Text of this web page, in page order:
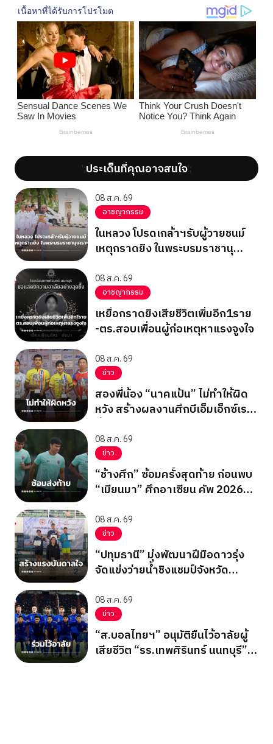
';ประเด็นที่คุณอาจสนใจ';
08 ส.ค. 69
อาชญากรรม
ในหลวง โปรดเกล้าฯรับผู้วายชนม์
เหตุกราดยิง ในพระบรมราชานุ
08 ส.ค. 69
อาชญากรรม
เหยื่อกราดยิงเสียชีวิตเพิ่มอีก1ราย
-ตร.สอบเพื่อนผู้ก่อเหตุหาแรงจูงใจ
08 ส.ค. 69
ข่าว
สองพี่น้อง “นาคแป้น” ไม่ทำให้ผิด
หวัง สร้างผลงานศึกบีเอ็มเอ็กซ์เรซ
08 ส.ค. 69
ข่าว
“ช้างศึก” ซ้อมครั้งสุดท้าย ก่อนพบ
“เมียนมา” ศึกอาเซียน คัพ 2026
08 ส.ค. 69
ข่าว
“ปทุมธานี” มุ่งพัฒนาฝีมือดาวรุ่ง
จัดแข่งว่ายน้ำชิงแชมป์จังหวัด
08 ส.ค. 69
ข่าว
“ส.บอลไทยฯ” อนุมัติยืนไว้อาลัยผู้
เสียชีวิต “รร.เทพศิรินทร์ นนทบุรี”